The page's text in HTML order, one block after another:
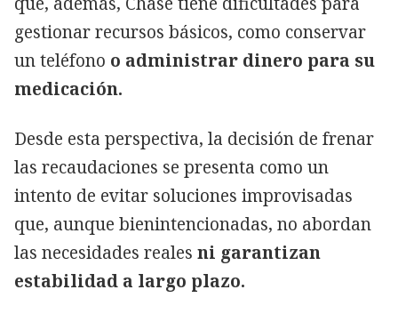
gestionar recursos básicos, como conservar
un teléfono o administrar dinero para su
medicación.
Desde esta perspectiva, la decisión de frenar
las recaudaciones se presenta como un
intento de evitar soluciones improvisadas
que, aunque bienintencionadas, no abordan
las necesidades reales ni garantizan
estabilidad a largo plazo.